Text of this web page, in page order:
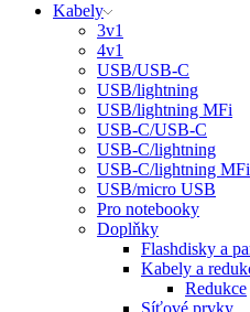
Kabely
3v1
4v1
USB/USB-C
USB/lightning
USB/lightning MFi
USB-C/USB-C
USB-C/lightning
USB-C/lightning MFi
USB/micro USB
Pro notebooky
Doplňky
Flashdisky a
Kabely a
Redukce
Síťové prvky